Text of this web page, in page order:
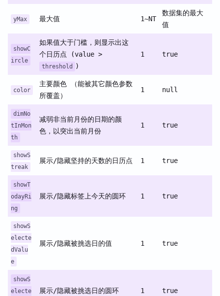
yMax 最大值 1~NT
数据集的最大
值
showC
ircle
如果值大于门槛，则显示出这
个日历点 (value >
threshold )
1 true
color
主要颜色 （能被其它颜色参数
所覆盖）
1 null
dimNo
tInMon
th
减弱非当前月份的日期的颜
色，以突出当前月份
1 true
showS
treak
展示/隐藏坚持的天数的日历点 1 true
showT
odayRi
ng
展示/隐藏标签上今天的圆环 1 true
showS
electe
dValu
e
展示/隐藏被挑选日的值 1 true
showS
electe
展示/隐藏被挑选日的圆环 1 true